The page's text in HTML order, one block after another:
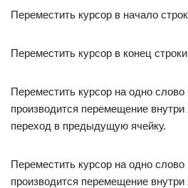
Переместить курсор в начало
Переместить курсор в конец
Переместить курсор на одно
производится перемещение
переход в предыдущую ячейку.
Переместить курсор на одно
производится перемещение